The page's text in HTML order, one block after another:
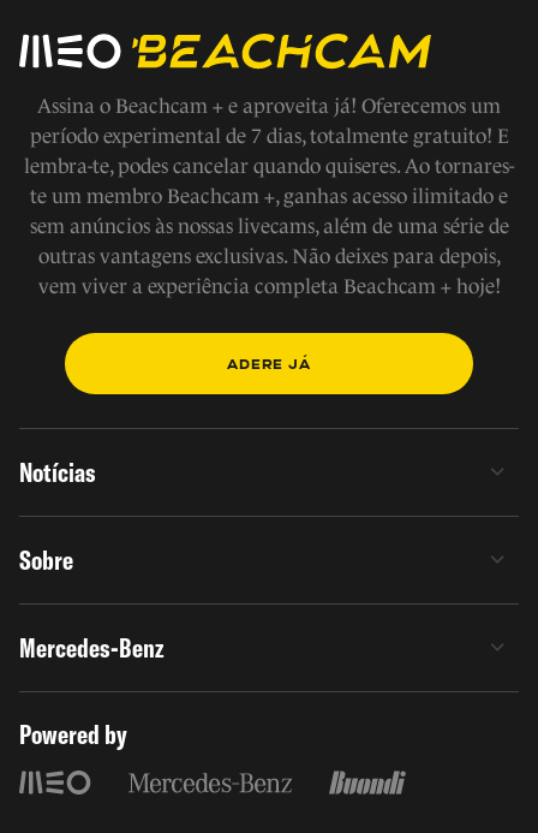
Assina o Beachcam + e aproveita já! Oferecemos um
período experimental de 7 dias, totalmente gratuito! E
lembra-te, podes cancelar quando quiseres. Ao tornares-
te um membro Beachcam +, ganhas acesso ilimitado e
sem anúncios às nossas livecams, além de uma série de
outras vantagens exclusivas. Não deixes para depois,
vem viver a experiência completa Beachcam + hoje!
ADERE JÁ
Notícias
Sobre
Mercedes-Benz
Powered by